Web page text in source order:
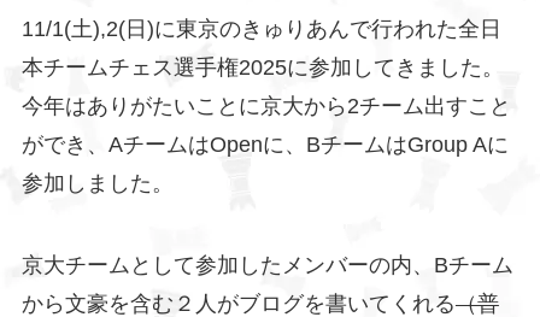
11/1(土),2(日)に東京のきゅりあんで行われた全日
本チームチェス選手権2025に参加してきました。
今年はありがたいことに京大から2チーム出すこと
ができ、AチームはOpenに、BチームはGroup Aに
参加しました。
京大チームとして参加したメンバーの内、Bチーム
から文豪を含む２人がブログを書いてくれる（普